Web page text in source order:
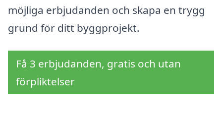
möjliga erbjudanden och skapa en trygg
grund för ditt byggprojekt.
Få 3 erbjudanden, gratis och utan
förpliktelser